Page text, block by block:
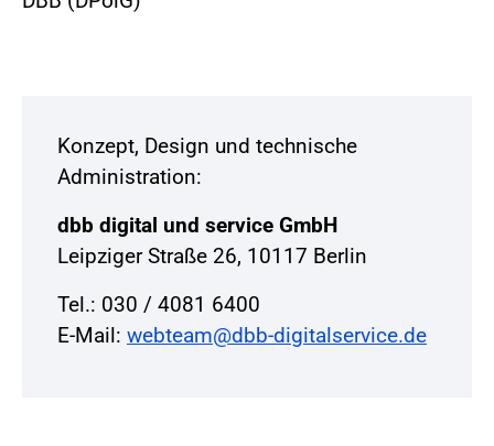
Konzept, Design und technische
Administration:
dbb digital und service GmbH
Leipziger Straße 26, 10117 Berlin
Tel.: 030 / 4081 6400
E-Mail: webteam@dbb-digitalservice.de